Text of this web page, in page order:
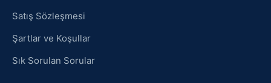
Satış Sözleşmesi
Şartlar ve Koşullar
Sık Sorulan Sorular